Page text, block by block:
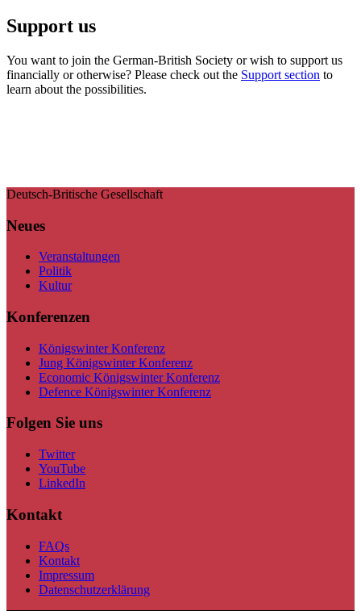
Support us
You want to join the German-British Society or wish to support us
financially or otherwise? Please check out the Support section to
learn about the possibilities.
Deutsch-Britische Gesellschaft
Neues
Veranstaltungen
Politik
Kultur
Konferenzen
Königswinter Konferenz
Jung Königswinter Konferenz
Economic Königswinter Konferenz
Defence Königswinter Konferenz
Folgen Sie uns
Twitter
YouTube
LinkedIn
Kontakt
FAQs
Kontakt
Impressum
Datenschutzerklärung